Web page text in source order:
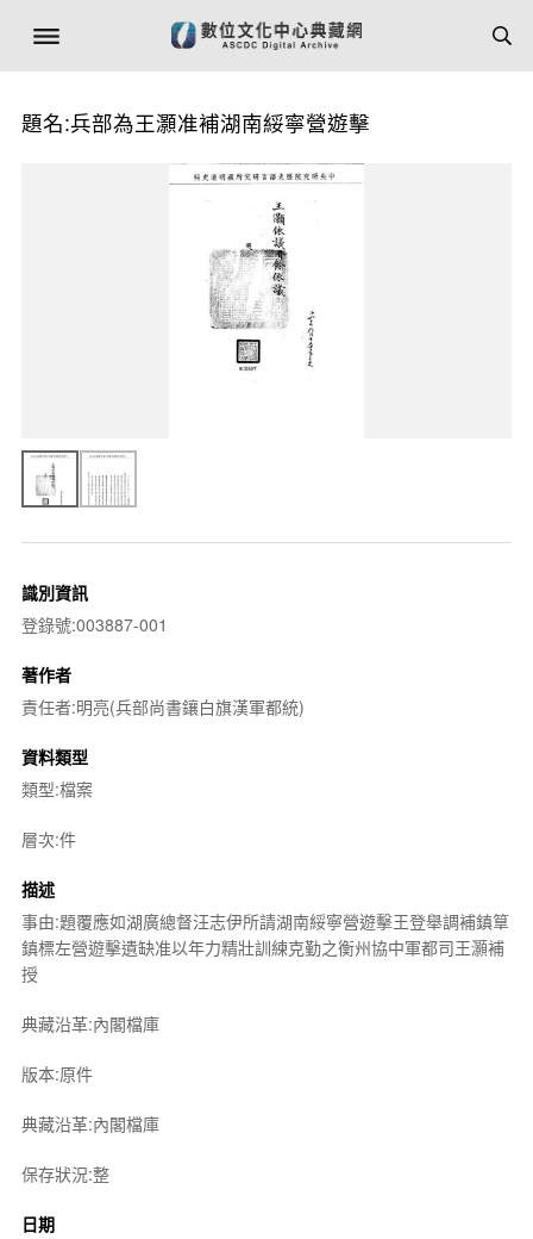
題名:兵部為王灝准補湖南綏寧營遊擊
識別資訊
登錄號:003887-001
著作者
責任者:明亮(兵部尚書鑲白旗漢軍都統)
資料類型
類型:檔案
層次:件
描述
事由:題覆應如湖廣總督汪志伊所請湖南綏寧營遊擊王登舉調補鎮筸
鎮標左營遊擊遺缺准以年力精壯訓練克勤之衡州協中軍都司王灝補
授
典藏沿革:內閣檔庫
版本:原件
典藏沿革:內閣檔庫
保存狀況:整
日期